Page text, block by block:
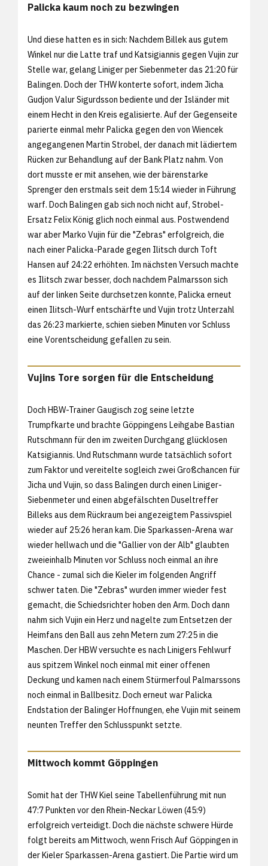
Palicka kaum noch zu bezwingen
Und diese hatten es in sich: Nachdem Billek aus gutem
Winkel nur die Latte traf und Katsigiannis gegen Vujin zur
Stelle war, gelang Liniger per Siebenmeter das 21:20 für
Balingen. Doch der THW konterte sofort, indem Jicha
Gudjon Valur Sigurdsson bediente und der Isländer mit
einem Hecht in den Kreis egalisierte. Auf der Gegenseite
parierte einmal mehr Palicka gegen den von Wiencek
angegangenen Martin Strobel, der danach mit lädiertem
Rücken zur Behandlung auf der Bank Platz nahm. Von
dort musste er mit ansehen, wie der bärenstarke
Sprenger den erstmals seit dem 15:14 wieder in Führung
warf. Doch Balingen gab sich noch nicht auf, Strobel-
Ersatz Felix König glich noch einmal aus. Postwendend
war aber Marko Vujin für die "Zebras" erfolgreich, die
nach einer Palicka-Parade gegen Ilitsch durch Toft
Hansen auf 24:22 erhöhten. Im nächsten Versuch machte
es Ilitsch zwar besser, doch nachdem Palmarsson sich
auf der linken Seite durchsetzen konnte, Palicka erneut
einen Ilitsch-Wurf entschärfte und Vujin trotz Unterzahl
das 26:23 markierte, schien sieben Minuten vor Schluss
eine Vorentscheidung gefallen zu sein.
Vujins Tore sorgen für die Entscheidung
Doch HBW-Trainer Gaugisch zog seine letzte
Trumpfkarte und brachte Göppingens Leihgabe Bastian
Rutschmann für den im zweiten Durchgang glücklosen
Katsigiannis. Und Rutschmann wurde tatsächlich sofort
zum Faktor und vereitelte sogleich zwei Großchancen für
Jicha und Vujin, so dass Balingen durch einen Liniger-
Siebenmeter und einen abgefälschten Duseltreffer
Billeks aus dem Rückraum bei angezeigtem Passivspiel
wieder auf 25:26 heran kam. Die Sparkassen-Arena war
wieder hellwach und die "Gallier von der Alb" glaubten
zweieinhalb Minuten vor Schluss noch einmal an ihre
Chance - zumal sich die Kieler im folgenden Angriff
schwer taten. Die "Zebras" wurden immer wieder fest
gemacht, die Schiedsrichter hoben den Arm. Doch dann
nahm sich Vujin ein Herz und nagelte zum Entsetzen der
Heimfans den Ball aus zehn Metern zum 27:25 in die
Maschen. Der HBW versuchte es nach Linigers Fehlwurf
aus spitzem Winkel noch einmal mit einer offenen
Deckung und kamen nach einem Stürmerfoul Palmarssons
noch einmal in Ballbesitz. Doch erneut war Palicka
Endstation der Balinger Hoffnungen, ehe Vujin mit seinem
neunten Treffer den Schlusspunkt setzte.
Mittwoch kommt Göppingen
Somit hat der THW Kiel seine Tabellenführung mit nun
47:7 Punkten vor den Rhein-Neckar Löwen (45:9)
erfolgreich verteidigt. Doch die nächste schwere Hürde
folgt bereits am Mittwoch, wenn Frisch Auf Göppingen in
der Kieler Sparkassen-Arena gastiert. Die Partie wird um